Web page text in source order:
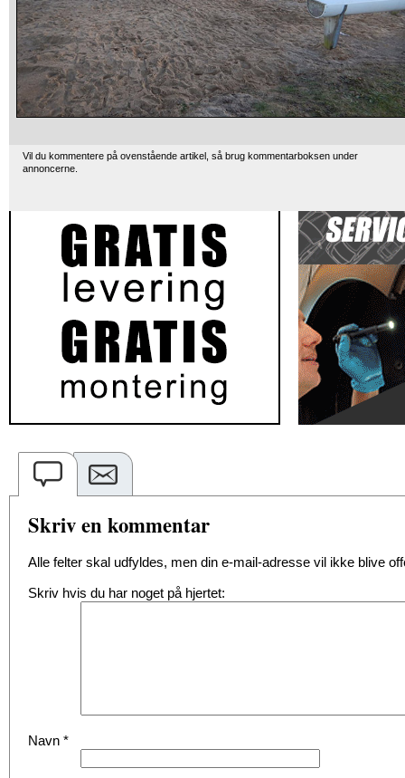
Vil du kommentere på ovenstående artikel, så brug kommentarboksen under
annoncerne.
Skriv en kommentar
Alle felter skal udfyldes, men din e-mail-adresse vil ikke blive
Skriv hvis du har noget på hjertet:
Navn *